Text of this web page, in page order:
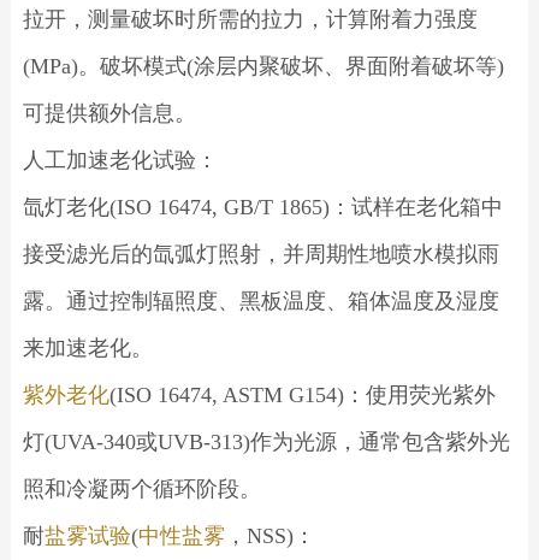
拉开，测量破坏时所需的拉力，计算附着力强度
(MPa)。破坏模式(涂层内聚破坏、界面附着破坏等)
可提供额外信息。
人工加速老化试验：
氙灯老化(ISO 16474, GB/T 1865)：试样在老化箱中
接受滤光后的氙弧灯照射，并周期性地喷水模拟雨
露。通过控制辐照度、黑板温度、箱体温度及湿度
来加速老化。
紫外老化(ISO 16474, ASTM G154)：使用荧光紫外
灯(UVA-340或UVB-313)作为光源，通常包含紫外光
照和冷凝两个循环阶段。
耐盐雾试验(中性盐雾 ，NSS)：